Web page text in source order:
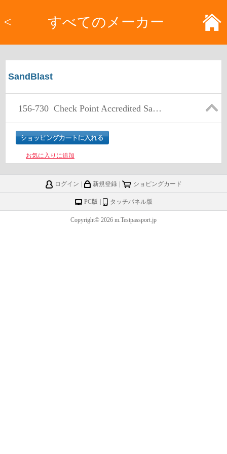
< すべてのメーカー
SandBlast
156-730 Check Point Accredited Sandblast Administrator
お気に入りに追加
ログイン 新規登録 ショピングカード
PC版 タッチパネル版
Copyright© 2026 m.Testpassport.jp